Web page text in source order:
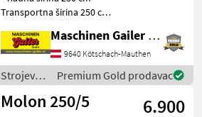
Transportna širina 250 cm *
dvostruka reda zubaca *
Gume s balonima *
Praktično podešavanje
visine * Podesiva i sklopi
Maschinen Gailer GmbH
9640 Kötschach-Mauthen
Strojevi i
oprema
za travu i
Premium Gold prodavac
Molon 250/5
6.900